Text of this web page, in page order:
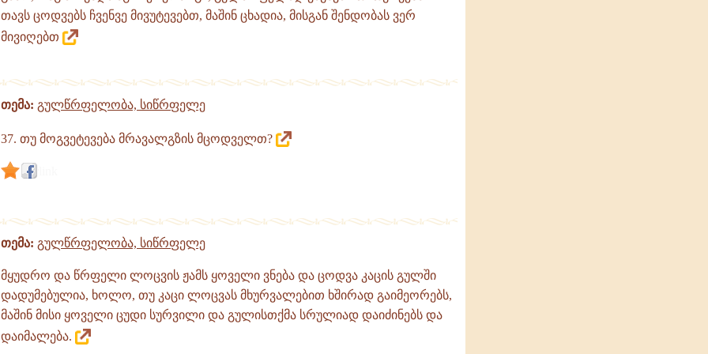
თავს ცოდვებს ჩვენვე მივუტევებთ, მაშინ ცხადია, მისგან შენდობას ვერ
მივიღებთ
თემა: გულწრფელობა, სიწრფელე
37. თუ მოგვეტევება მრავალგზის მცოდველთ?
თემა: გულწრფელობა, სიწრფელე
მყუდრო და წრფელი ლოცვის ჟამს ყოველი ვნება და ცოდვა კაცის გულში
დადუმებულია, ხოლო, თუ კაცი ლოცვას მხურვალებით ხშირად გაიმეორებს,
მაშინ მისი ყოველი ცუდი სურვილი და გულისთქმა სრულიად დაიძინებს და
დაიმალება.